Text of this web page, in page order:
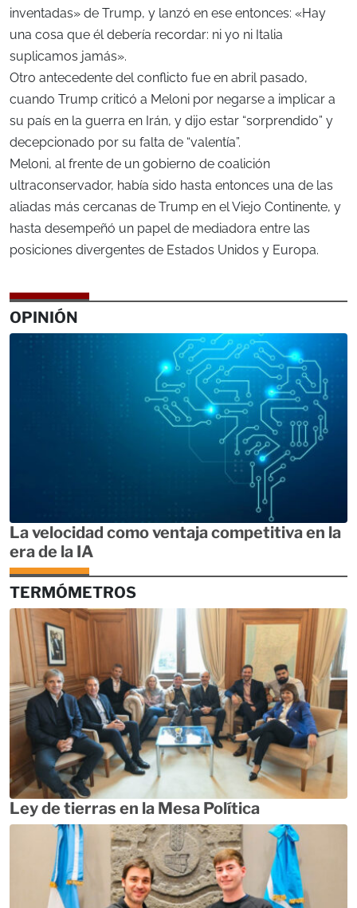
inventadas» de Trump, y lanzó en ese entonces: «Hay
una cosa que él debería recordar: ni yo ni Italia
suplicamos jamás».
Otro antecedente del conflicto fue en abril pasado,
cuando Trump criticó a Meloni por negarse a implicar a
su país en la guerra en Irán, y dijo estar “sorprendido” y
decepcionado por su falta de “valentía”.
Meloni, al frente de un gobierno de coalición
ultraconservador, había sido hasta entonces una de las
aliadas más cercanas de Trump en el Viejo Continente, y
hasta desempeñó un papel de mediadora entre las
posiciones divergentes de Estados Unidos y Europa.
OPINIÓN
La velocidad como ventaja competitiva en la
era de la IA
TERMÓMETROS
Ley de tierras en la Mesa Política